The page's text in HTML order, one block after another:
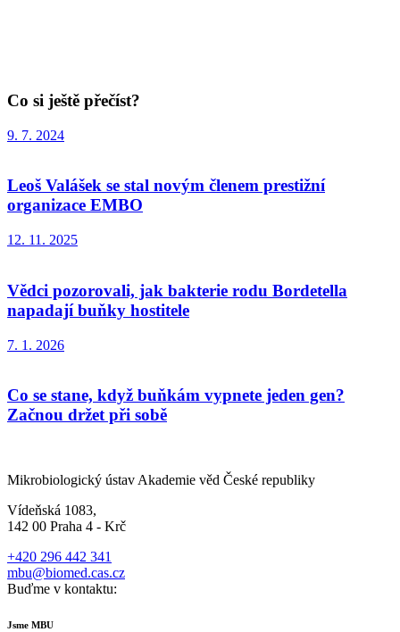
Co si ještě přečíst?
9. 7. 2024
Leoš Valášek se stal novým členem prestižní
organizace EMBO
12. 11. 2025
Vědci pozorovali, jak bakterie rodu Bordetella
napadají buňky hostitele
7. 1. 2026
Co se stane, když buňkám vypnete jeden gen?
Začnou držet při sobě
Mikrobiologický ústav Akademie věd České republiky
Vídeňská 1083,
142 00 Praha 4 - Krč
+420 296 442 341
mbu@biomed.cas.cz
Buďme v kontaktu:
Jsme MBU